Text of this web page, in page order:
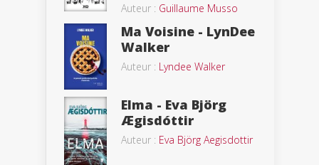
Auteur : Guillaume Musso
Ma Voisine - LynDee
Walker
Auteur : Lyndee Walker
Elma - Eva Björg
Ægisdóttir
Auteur : Eva Björg Aegisdottir